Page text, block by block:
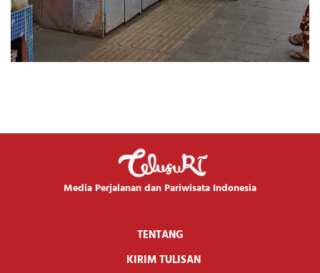
Media Perjalanan dan Pariwisata Indonesia
TENTANG
KIRIM TULISAN